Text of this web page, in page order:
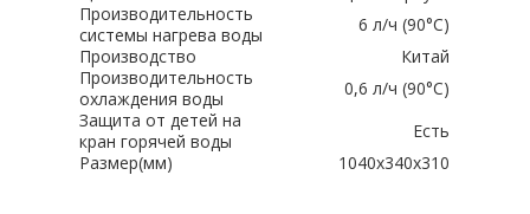
Производительность
системы нагрева воды
6 л/ч (90°C)
Производство
Китай
Производительность
охлаждения воды
0,6 л/ч (90°C)
Защита от детей на
кран горячей воды
Есть
Размер(мм)
1040x340x310